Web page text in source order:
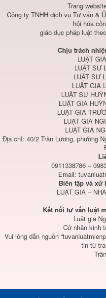
Trang
Công ty TNHH dịch vụ Tư vấn &
hội hóa
giáo dục pháp luật
Chịu trách
LUẬT
LUẬT SƯ
LUẬT SƯ
LUẬT GIA
LUẬT SƯ
LUẬT GIA
LUẬT GIA
LUẬT GIA
LUẬT GIA
Địa chỉ: 40/2 Trần Lương, phường
0911338786 –
Email:
Biên tập và xử
LUẬT GIA –
Kết nối tư vấn luật
Luật gia
Cử nhân kinh
Vui lòng dẫn nguồn
tin từ